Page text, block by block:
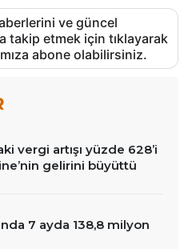
ve güncel
takip etmek için tıklayarak
abone olabilirsiniz.
vergi artışı yüzde 628’i
gelirini büyüttü
7 ayda 138,8 milyon